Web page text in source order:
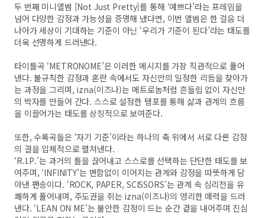
두 번째 미니앨범 [Not Just Pretty]를 통해 ‘예쁘다’라는 프레임을
넘어 다양한 감정과 가능성을 증명해 냈다면, 이번 앨범은 한 걸음 더
나아가 세상이 기대하는 기준이 아닌 ‘우리가 기준이 된다’라는 태도를
더욱 선명하게 드러낸다.
타이틀곡 ‘METRONOME’은 이러한 메시지를 가장 직관적으로 풀어
낸다. 불규칙한 감정과 혼란 속에서도 자신만의 일정한 리듬을 찾아가
는 과정을 그리며, izna(이즈나)는 메트로놈처럼 흔들림 없이 자신만
의 박자를 만들어 간다. 스스로 설정한 템포를 통해 삶과 관계의 흐름
을 이끌어가는 태도를 상징적으로 보여준다.
또한, 수록곡들은 ‘자기 기준’이라는 하나의 축 위에서 서로 다른 감정
의 결을 입체적으로 펼쳐낸다.
‘R.I.P.’는 과거의 틀을 끊어내고 스스로를 선택하는 단단한 태도를 보
여주며, ‘INFINITY’는 변함없이 이어지는 관계와 감정을 따뜻하게 담
아낸 팬송이다. ‘ROCK, PAPER, SCISSORS’는 관계 속 심리전을 유
쾌하게 풀어내며, 주도권을 쥐는 izna(이즈나)의 영리한 매력을 드러
낸다. ‘LEAN ON ME’는 불안한 감정이 드는 순간 곁을 내어주며 진심